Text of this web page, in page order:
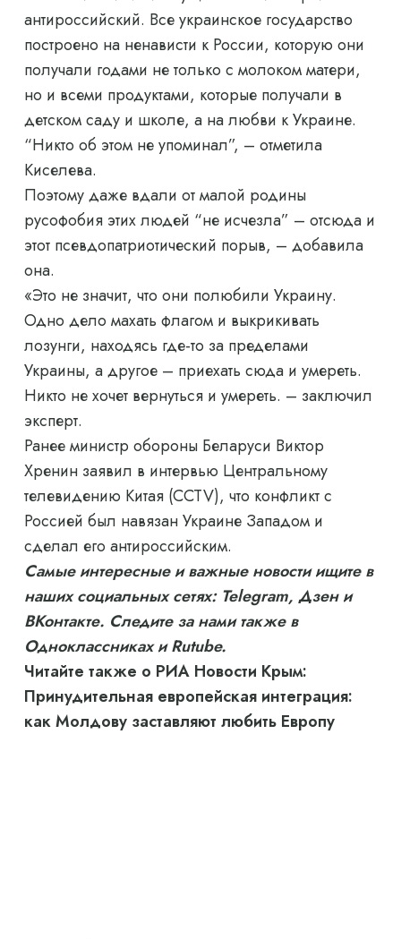
антироссийский. Все украинское государство
построено на ненависти к России, которую они
получали годами не только с молоком матери,
но и всеми продуктами, которые получали в
детском саду и школе, а на любви к Украине.
“Никто об этом не упоминал”, – отметила
Киселева.
Поэтому даже вдали от малой родины
русофобия этих людей “не исчезла” – отсюда и
этот псевдопатриотический порыв, – добавила
она.
«Это не значит, что они полюбили Украину.
Одно дело махать флагом и выкрикивать
лозунги, находясь где-то за пределами
Украины, а другое – приехать сюда и умереть.
Никто не хочет вернуться и умереть. – заключил
эксперт.
Ранее министр обороны Беларуси Виктор
Хренин заявил в интервью Центральному
телевидению Китая (CCTV), что конфликт с
Россией был навязан Украине Западом и
сделал его антироссийским.
Самые интересные и важные новости ищите в
наших социальных сетях: Telegram, Дзен и
ВКонтакте. Следите за нами также в
Одноклассниках и Rutube.
Читайте также о РИА Новости Крым:
Принудительная европейская интеграция:
как Молдову заставляют любить Европу